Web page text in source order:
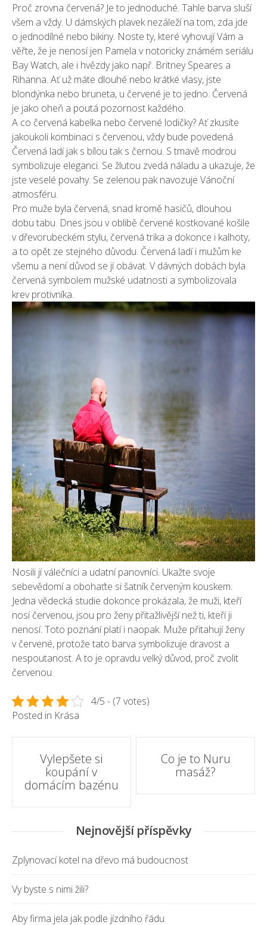
Proč zrovna červená? Je to jednoduché. Tahle barva sluší
všem a vždy. U dámských plavek nezáleží na tom, zda jde
o jednodílné nebo bikiny. Noste ty, které vyhovují Vám a
věřte, že je nenosí jen Pamela v notoricky známém seriálu
Bay Watch, ale i hvězdy jako např. Britney Speares a
Rihanna. Ať už máte dlouhé nebo krátké vlasy, jste
blondýnka nebo bruneta, u červené je to jedno. Červená
je jako oheň a poutá pozornost každého.
A co červená kabelka nebo červené lodičky? Ať zkusíte
jakoukoli kombinaci s červenou, vždy bude povedená.
Červená ladí jak s bílou tak s černou. S tmavě modrou
symbolizuje eleganci. Se žlutou zvedá náladu a ukazuje, že
jste veselé povahy. Se zelenou pak navozuje Vánoční
atmosféru.
Pro muže byla červená, snad kromě hasičů, dlouhou
dobu tabu. Dnes jsou v oblibě červené kostkované košile
v dřevorubeckém stylu, červená trika a dokonce i kalhoty,
a to opět ze stejného důvodu. Červená ladí i mužům ke
všemu a není důvod se jí obávat. V dávných dobách byla
červená symbolem mužské udatnosti a symbolizovala
krev protivníka.
Nosili jí válečníci a udatní panovníci. Ukažte svoje
sebevědomí a obohaťte si šatník červeným kouskem.
Jedna vědecká studie dokonce prokázala, že muži, kteří
nosí červenou, jsou pro ženy přitažlivější než ti, kteří ji
nenosí. Toto poznání platí i naopak. Muže přitahují ženy
v červené, protože tato barva symbolizuje dravost a
nespoutanost. A to je opravdu velký důvod, proč zvolit
červenou.
4/5 - (7 votes)
Posted in Krása
Post
navigation
Vylepšete si
koupání v
domácím bazénu
Co je to Nuru
masáž?
Nejnovější příspěvky
Zplynovací kotel na dřevo má budoucnost
Vy byste s nimi žili?
Aby firma jela jak podle jízdního řádu